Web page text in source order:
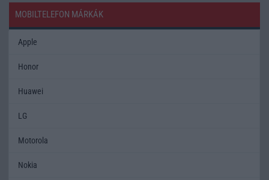
MOBILTELEFON MÁRKÁK
Apple
Honor
Huawei
LG
Motorola
Nokia